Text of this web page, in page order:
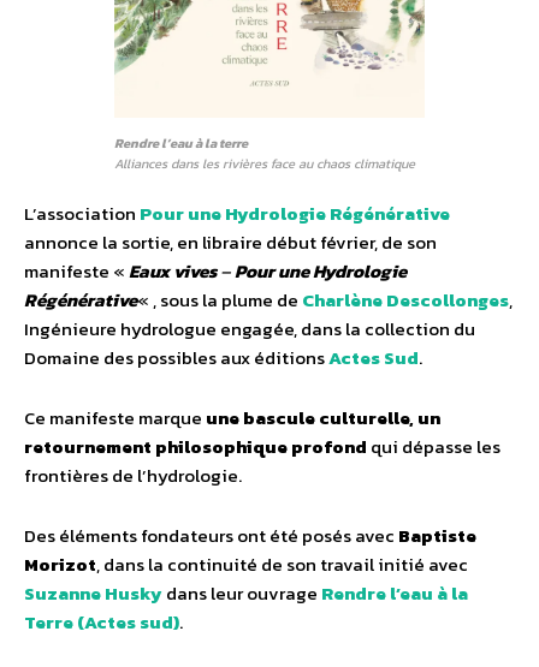
Rendre l’eau à la terre
Alliances dans les rivières face au chaos climatique
L’association Pour une Hydrologie Régénérative
annonce la sortie, en libraire début février, de son
manifeste «Eaux vives–Pour une Hydrologie
Régénérative« , sous la plume de Charlène Descollonges,
Ingénieure hydrologue engagée, dans la collection du
Domaine des possibles aux éditionsActes Sud.
Ce manifeste marque une bascule culturelle, un
retournement philosophique profond qui dépasse les
frontières de l’hydrologie.
Des éléments fondateurs ont été posés avec Baptiste
Morizot, dans la continuité de son travail initié avec
Suzanne Huskydans leur ouvrage Rendre l’eau à la
Terre (Actes sud).